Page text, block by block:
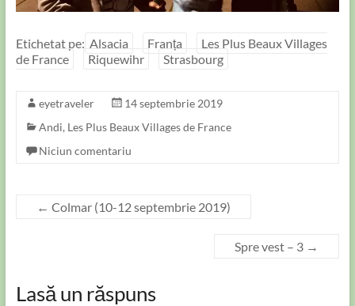
Etichetat pe: Alsacia Franța
Les Plus Beaux Villages
de France
Riquewihr Strasbourg
eyetraveler
14 septembrie 2019
Andi, Les Plus Beaux Villages de France
Niciun comentariu
← Colmar (10-12 septembrie 2019)
Spre vest – 3 →
Lasă un răspuns